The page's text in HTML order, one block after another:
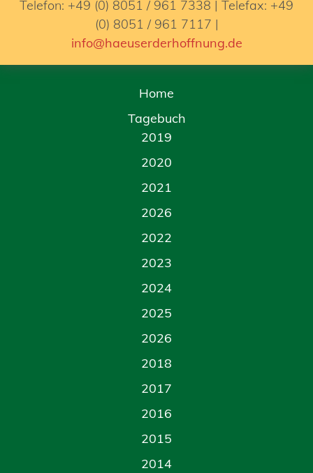
Telefon: +49 (0) 8051 / 961 7338 | Telefax: +49
(0) 8051 / 961 7117 |
info@haeuserderhoffnung.de
Home
Tagebuch
2019
2020
2021
2026
2022
2023
2024
2025
2026
2018
2017
2016
2015
2014